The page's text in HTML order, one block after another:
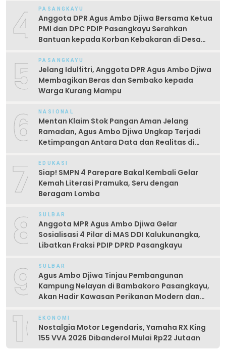
4 PASANGKAYU
Anggota DPR Agus Ambo Djiwa Bersama Ketua
PMI dan DPC PDIP Pasangkayu Serahkan
Bantuan kepada Korban Kebakaran di Desa
5 PASANGKAYU
Jelang Idulfitri, Anggota DPR Agus Ambo Djiwa
Membagikan Beras dan Sembako kepada
Warga Kurang Mampu
6 NASIONAL
Mentan Klaim Stok Pangan Aman Jelang
Ramadan, Agus Ambo Djiwa Ungkap Terjadi
Ketimpangan Antara Data dan Realitas di
7 EDUKASI
Siap! SMPN 4 Parepare Bakal Kembali Gelar
Kemah Literasi Pramuka, Seru dengan
Beragam Lomba
8 SULBAR
Anggota MPR Agus Ambo Djiwa Gelar
Sosialisasi 4 Pilar di MAS DDI Kalukunangka,
Libatkan Fraksi PDIP DPRD Pasangkayu
9 SULBAR
Agus Ambo Djiwa Tinjau Pembangunan
Kampung Nelayan di Bambakoro Pasangkayu,
Akan Hadir Kawasan Perikanan Modern dan
10EKONOMI
Nostalgia Motor Legendaris, Yamaha RX King
155 VVA 2026 Dibanderol Mulai Rp22 Jutaan